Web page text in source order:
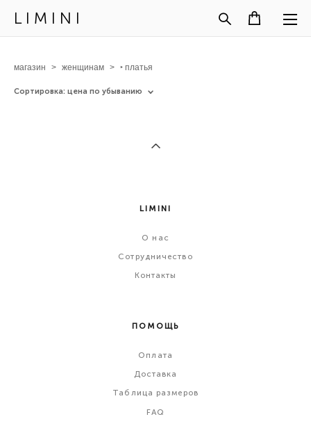
L I M I N I
магазин > женщинам > ‣ платья
Сортировка: цена по убыванию
LIMINI
О нас
Сотрудничество
Контакты
ПОМОЩЬ
Оплата
Доставка
Таблица размеров
FAQ